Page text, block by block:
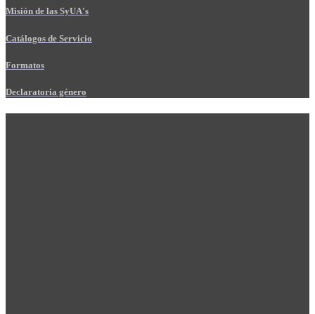
Misión de las SyUA's
Catálogos de Servicio
Formatos
Declaratoria género